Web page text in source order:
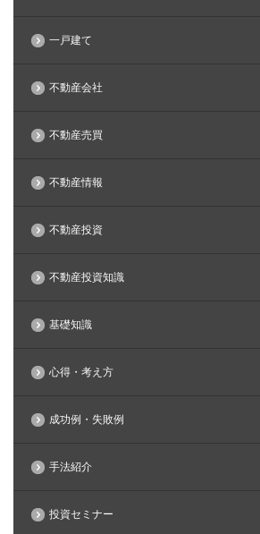
一戸建て
不動産会社
不動産売買
不動産情報
不動産投資
不動産投資知識
基礎知識
心得・考え方
成功例・失敗例
手法紹介
投資セミナー